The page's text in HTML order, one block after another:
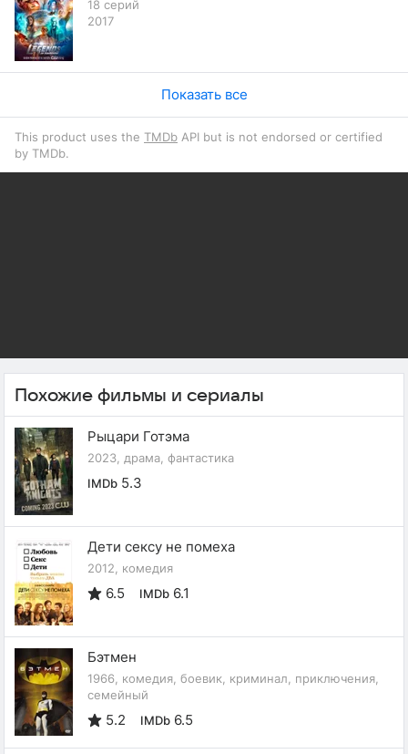
18 серий
2017
Показать все
This product uses the TMDb API but is not endorsed or certified
by TMDb.
Похожие фильмы и сериалы
Рыцари Готэма
2023, драма, фантастика
IMDb 5.3
Дети сексу не помеха
2012, комедия
6.5 IMDb 6.1
Бэтмен
1966, комедия, боевик, криминал, приключения,
семейный
5.2 IMDb 6.5